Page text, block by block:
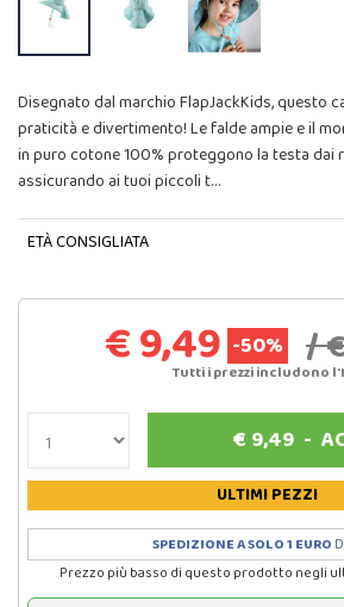
Disegnato dal marchio FlapJackKids, questo
praticità e divertimento! Le falde ampie e il
in puro cotone 100% proteggono la testa dai
assicurando ai tuoi piccoli t…
ETÀ CONSIGLIATA
€ 9,49 -50% /
Tutti i prezzi includono
€ 9,49 -
ULTIMI PEZZI
SPEDIZIONE A SOLO 1 EURO
Prezzo più basso di questo prodotto negli